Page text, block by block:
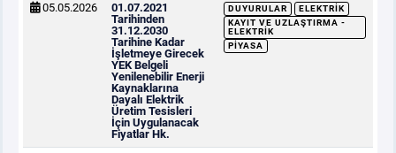
05.05.2026
01.07.2021
Tarihinden
31.12.2030
Tarihine Kadar
İşletmeye Girecek
YEK Belgeli
Yenilenebilir Enerji
Kaynaklarına
Dayalı Elektrik
Üretim Tesisleri
İçin Uygulanacak
Fiyatlar Hk.
DUYURULAR
ELEKTRIK
KAYIT VE UZLAŞTIRMA -
ELEKTRIK
PIYASA